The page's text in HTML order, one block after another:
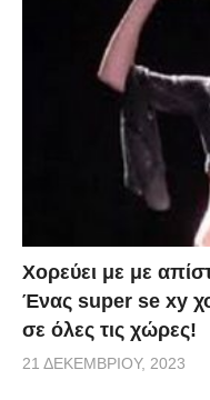
Χορεύει με με
Ένας super se xy
σε όλες τις χώρες!
21 ΔΕΚΕΜΒΡΊΟΥ, 2023